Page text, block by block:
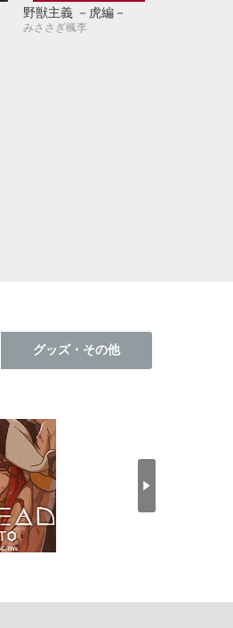
野獣主義 －虎編－
みささぎ楓李
グッズ・その他